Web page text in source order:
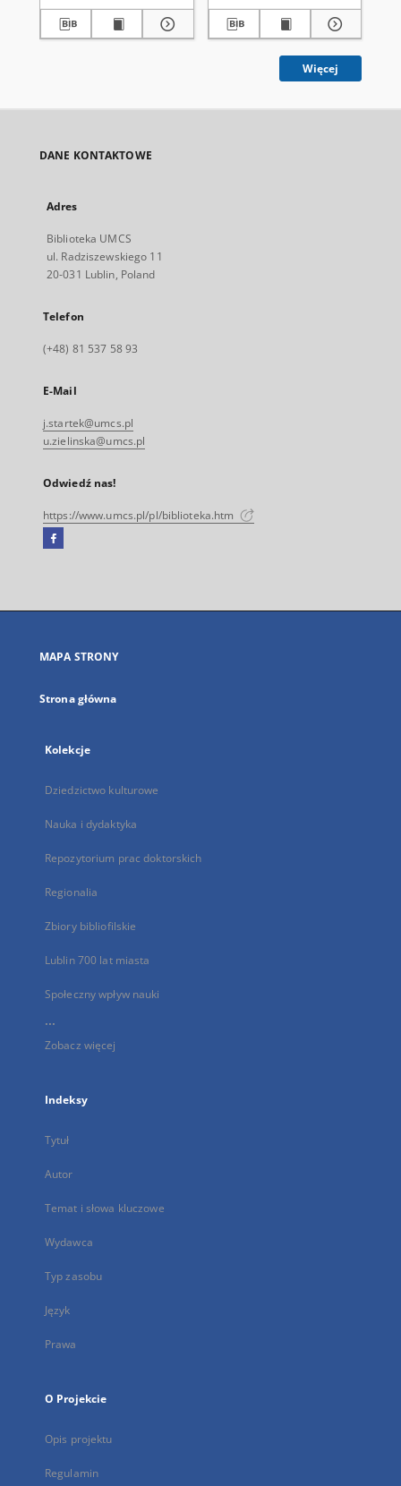
Więcej
DANE KONTAKTOWE
Adres
Biblioteka UMCS
ul. Radziszewskiego 11
20-031 Lublin, Poland
Telefon
(+48) 81 537 58 93
E-Mail
j.startek@umcs.pl
u.zielinska@umcs.pl
Odwiedź nas!
https://www.umcs.pl/pl/biblioteka.htm
Facebook
się
karcie
MAPA STRONY
Strona główna
Kolekcje
Dziedzictwo kulturowe
Nauka i dydaktyka
Repozytorium prac doktorskich
Regionalia
Zbiory bibliofilskie
Lublin 700 lat miasta
Społeczny wpływ nauki
...
Zobacz więcej
Indeksy
Tytuł
Autor
Temat i słowa kluczowe
Wydawca
Typ zasobu
Język
Prawa
O Projekcie
Opis projektu
Regulamin